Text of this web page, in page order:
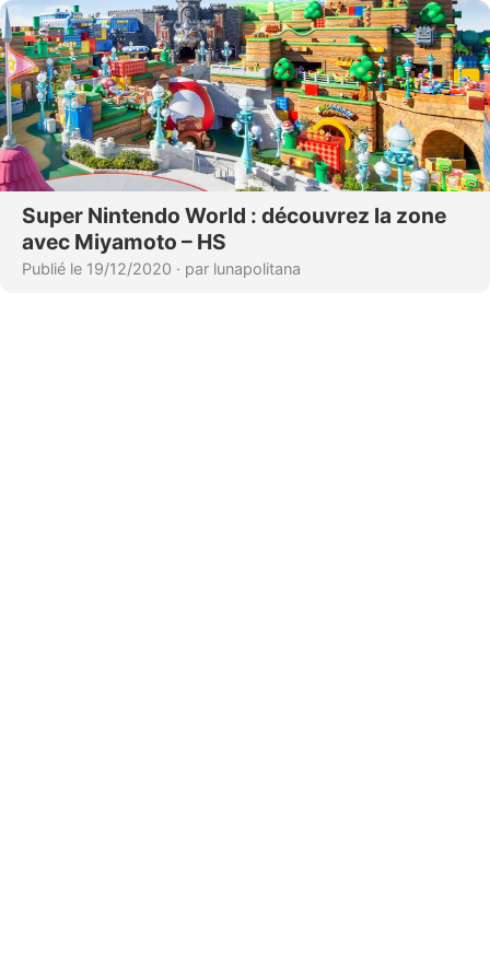
Super Nintendo World : découvrez la zone
avec Miyamoto – HS
Publié le 19/12/2020 · par lunapolitana